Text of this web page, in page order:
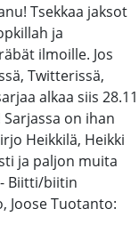
Tsekkaa jaksot
ja
ilmoille. Jos
Twitterissä,
alkaa siis 28.11
on ihan
Heikkilä, Heikki
ja paljon muita
Biitti/biitin
Joose Tuotanto: